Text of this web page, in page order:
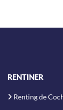
RENTINER
Renting de